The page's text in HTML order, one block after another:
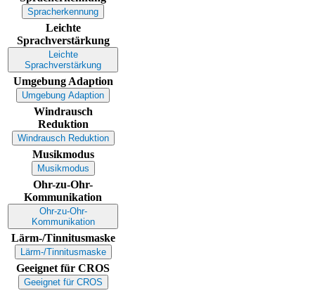
Spracherkennung
Leichte
Sprachverstärkung
Leichte
Sprachverstärkung
Umgebung Adaption
Umgebung Adaption
Windrausch
Reduktion
Windrausch Reduktion
Musikmodus
Musikmodus
Ohr-zu-Ohr-
Kommunikation
Ohr-zu-Ohr-
Kommunikation
Lärm-/Tinnitusmaske
Lärm-/Tinnitusmaske
Geeignet für CROS
Geeignet für CROS